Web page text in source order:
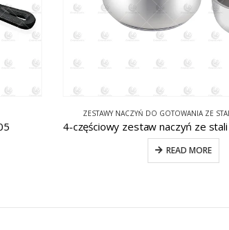
ZESTAWY NACZYŃ DO GOTOWANIA ZE
READ MORE